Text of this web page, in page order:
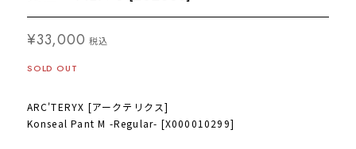
¥33,000 税込
SOLD OUT
ARC'TERYX [アークテリクス]
Konseal Pant M -Regular- [X000010299]